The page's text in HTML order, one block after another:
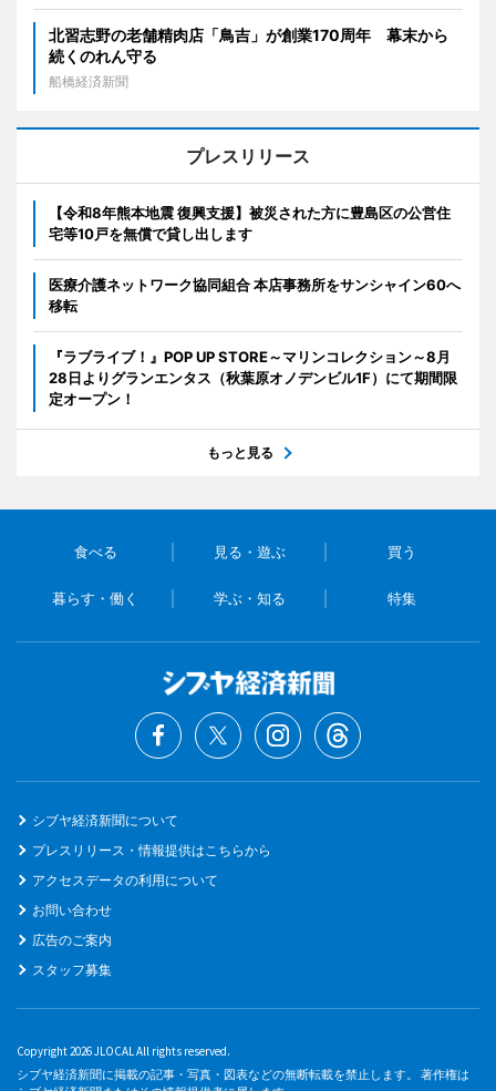
北習志野の老舗精肉店「鳥吉」が創業170周年 幕末から
続くのれん守る
船橋経済新聞
プレスリリース
【令和8年熊本地震 復興支援】被災された方に豊島区の公営住
宅等10戸を無償で貸し出します
医療介護ネットワーク協同組合 本店事務所をサンシャイン60へ
移転
『ラブライブ！』POP UP STORE～マリンコレクション～8月
28日よりグランエンタス（秋葉原オノデンビル1F）にて期間限
定オープン！
もっと見る
食べる 見る・遊ぶ 買う
暮らす・働く 学ぶ・知る 特集
シブヤ経済新聞について
プレスリリース・情報提供はこちらから
アクセスデータの利用について
お問い合わせ
広告のご案内
スタッフ募集
Copyright 2026 JLOCAL All rights reserved.
シブヤ経済新聞に掲載の記事・写真・図表などの無断転載を禁止します。 著作権は